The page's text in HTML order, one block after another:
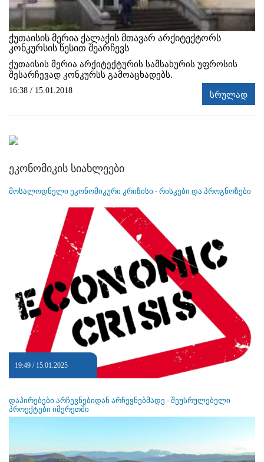
ქუთაისის მერია ქალაქის მთავარ არქიტექტორს
კონკურსის წესით შეარჩევს
ქუთაისის მერია არქიტექტურის სამსახურის უფროსის
შესარჩევად კონკურსს გამოაცხადებს.
16:38 / 15.01.2018 სრულად
ეკონომიკის სიახლეები
მოსალოდნელი ეკონომიკური კრიზისი - რისკები და პროგნოზები
19:49 / 15.01.2025
დაპირებები არჩევნებიდან არჩევნებმადე - შეუსრულებელი
პროექტები იმერეთში